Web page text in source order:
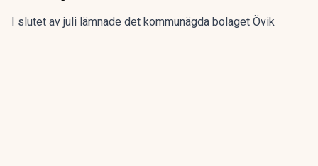
I slutet av juli lämnade det kommunägda bolaget Övik